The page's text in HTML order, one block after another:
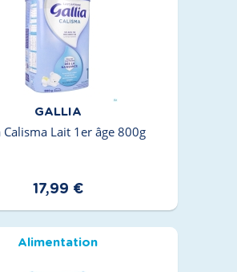
GALLIA
Calisma Lait 1er âge 800g
17,99 €
Alimentation